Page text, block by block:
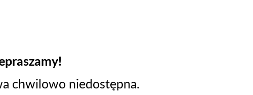
chwilowo niedostępna.